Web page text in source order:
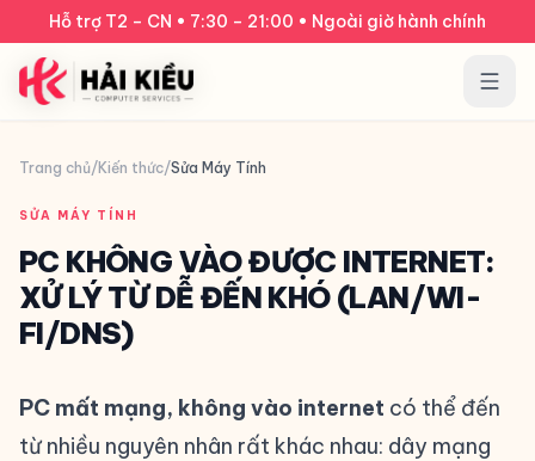
Bỏ qua điều hướng
Hỗ trợ T2 – CN • 7:30 – 21:00 • Ngoài giờ hành chính
Trang chủ/Kiến thức/Sửa Máy Tính
SỬA MÁY TÍNH
PC KHÔNG VÀO ĐƯỢC INTERNET:
XỬ LÝ TỪ DỄ ĐẾN KHÓ (LAN/WI-
FI/DNS)
PC mất mạng, không vào internet có thể đến
từ nhiều nguyên nhân rất khác nhau: dây mạng